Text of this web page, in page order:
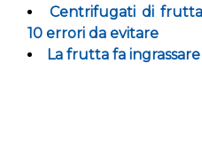
Centrifugati di
10 errori da evitare
La frutta fa